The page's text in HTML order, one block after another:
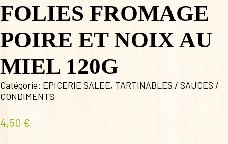
FOLIES FROMAGE
POIRE ET NOIX AU
MIEL 120G
Catégorie: EPICERIE SALEE, TARTINABLES / SAUCES /
CONDIMENTS
4,50 €